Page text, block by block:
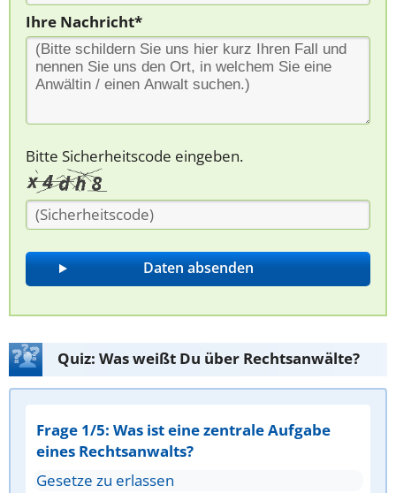
Ihre Nachricht*
Bitte Sicherheitscode eingeben.
Quiz: Was weißt Du über Rechtsanwälte?
Frage 1/5: Was ist eine zentrale Aufgabe
eines Rechtsanwalts?
Gesetze zu erlassen